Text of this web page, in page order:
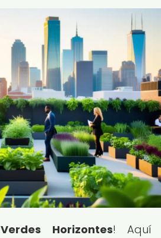
Verdes Horizontes! Aquí